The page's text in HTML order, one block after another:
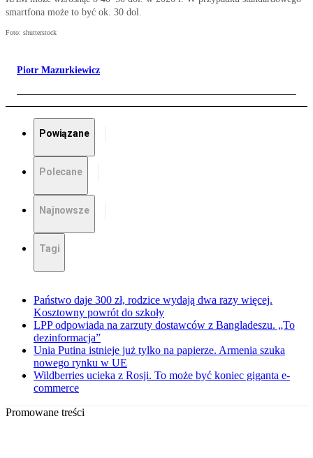
smartfona może to być ok. 30 dol.
Foto: shutterstock
Piotr Mazurkiewicz
Powiązane
Polecane
Najnowsze
Tagi
Państwo daje 300 zł, rodzice wydają dwa razy więcej.
Kosztowny powrót do szkoły
LPP odpowiada na zarzuty dostawców z Bangladeszu. „To
dezinformacja”
Unia Putina istnieje już tylko na papierze. Armenia szuka
nowego rynku w UE
Wildberries ucieka z Rosji. To może być koniec giganta e-
commerce
Promowane treści